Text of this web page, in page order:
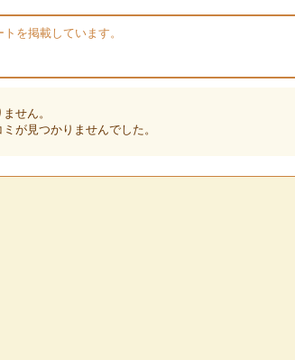
を掲載しています。
せん。
が見つかりませんでした。